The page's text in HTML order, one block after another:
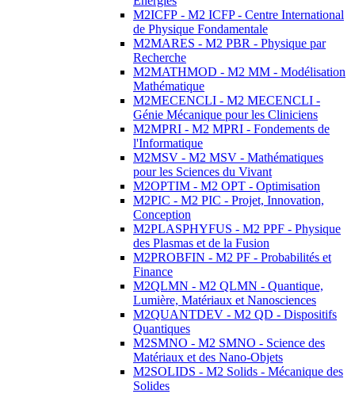
M2ICFP - M2 ICFP - Centre International
de Physique Fondamentale
M2MARES - M2 PBR - Physique par
Recherche
M2MATHMOD - M2 MM - Modélisation
Mathématique
M2MECENCLI - M2 MECENCLI -
Génie Mécanique pour les Cliniciens
M2MPRI - M2 MPRI - Fondements de
l'Informatique
M2MSV - M2 MSV - Mathématiques
pour les Sciences du Vivant
M2OPTIM - M2 OPT - Optimisation
M2PIC - M2 PIC - Projet, Innovation,
Conception
M2PLASPHYFUS - M2 PPF - Physique
des Plasmas et de la Fusion
M2PROBFIN - M2 PF - Probabilités et
Finance
M2QLMN - M2 QLMN - Quantique,
Lumière, Matériaux et Nanosciences
M2QUANTDEV - M2 QD - Dispositifs
Quantiques
M2SMNO - M2 SMNO - Science des
Matériaux et des Nano-Objets
M2SOLIDS - M2 Solids - Mécanique des
Solides